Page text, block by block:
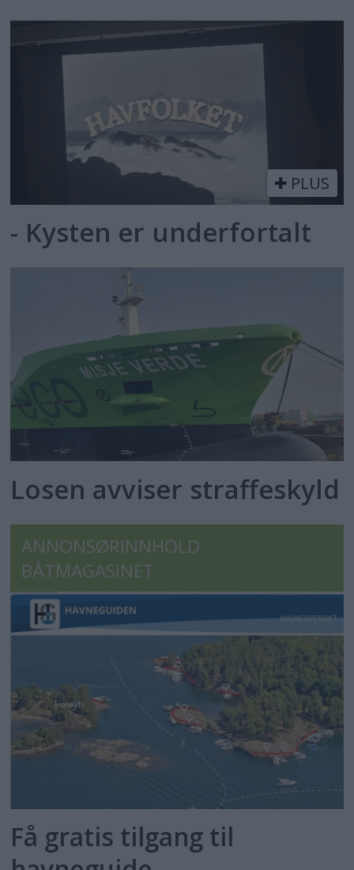
PLUS
- Kysten er underfortalt
Losen avviser straffeskyld
ANNONSØRINNHOLD
BÅTMAGASINET
Få gratis tilgang til